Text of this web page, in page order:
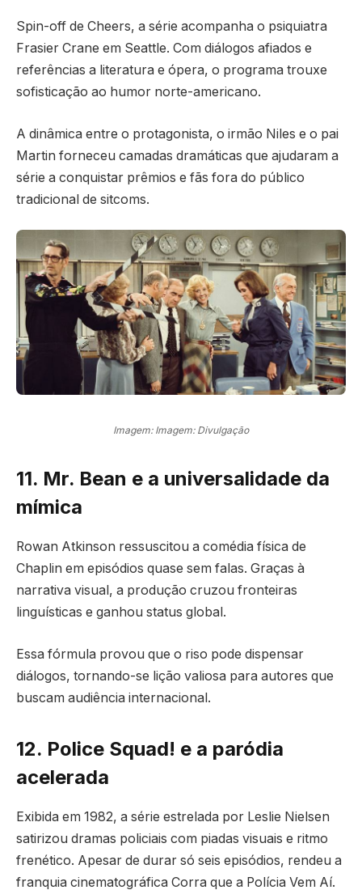
Spin-off de Cheers, a série acompanha o psiquiatra
Frasier Crane em Seattle. Com diálogos afiados e
referências a literatura e ópera, o programa trouxe
sofisticação ao humor norte-americano.
A dinâmica entre o protagonista, o irmão Niles e o pai
Martin forneceu camadas dramáticas que ajudaram a
série a conquistar prêmios e fãs fora do público
tradicional de sitcoms.
Imagem: Imagem: Divulgação
11. Mr. Bean e a universalidade da
mímica
Rowan Atkinson ressuscitou a comédia física de
Chaplin em episódios quase sem falas. Graças à
narrativa visual, a produção cruzou fronteiras
linguísticas e ganhou status global.
Essa fórmula provou que o riso pode dispensar
diálogos, tornando-se lição valiosa para autores que
buscam audiência internacional.
12. Police Squad! e a paródia
acelerada
Exibida em 1982, a série estrelada por Leslie Nielsen
satirizou dramas policiais com piadas visuais e ritmo
frenético. Apesar de durar só seis episódios, rendeu a
franquia cinematográfica Corra que a Polícia Vem Aí.